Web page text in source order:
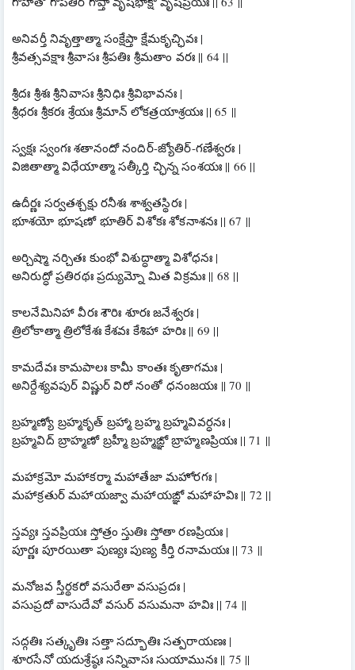
అనివర్తీ నివృత్తాత్మా సంక్షేప్తా క్షేమకృచ్ఛివః |
శ్రీవత్సవక్షాః శ్రీవాసః శ్రీపతిః శ్రీమతాం వరః || 64 ||
శ్రీదః శ్రీశః శ్రీనివాసః శ్రీనిధిః శ్రీవిభావనః |
శ్రీధరః శ్రీకరః శ్రేయః శ్రీమాన్ లోకత్రయాశ్రయః || 65 ||
స్వక్షః స్వంగః శతానందో నందిర్-జ్యోతిర్-గణేశ్వరః |
విజితాత్మా విధేయాత్మా సత్కీర్తి చ్ఛిన్న సంశయః || 66 ||
ఉదీర్ణః సర్వతశ్చక్షు రనీశః శాశ్వతస్థిరః |
భూశయో భూషణో భూతిర్ విశోకః శోకనాశనః || 67 ||
అర్చిష్మా నర్చితః కుంభో విశుద్ధాత్మా విశోధనః |
అనిరుద్ధో ప్రతిరథః ప్రద్యుమ్నో మిత విక్రమః || 68 ||
కాలనేమినిహా వీరః శౌరిః శూరః జనేశ్వరః |
త్రిలోకాత్మా త్రిలోకేశః కేశవః కేశిహా హరిః || 69 ||
కామదేవః కామపాలః కామీ కాంతః కృతాగమః |
అనిర్దేశ్యవపుర్ విష్ణుర్ విరో నంతో ధనంజయః || 70 ||
బ్రహ్మణ్యో బ్రహ్మకృత్ బ్రహ్మా బ్రహ్మ బ్రహ్మవివర్ధనః |
బ్రహ్మవిద్ బ్రాహ్మణో బ్రహ్మీ బ్రహ్మఙ్ఞో బ్రాహ్మణప్రియః || 71 ||
మహాక్రమో మహాకర్మా మహాతేజా మహోరగః |
మహాక్రతుర్ మహాయజ్వా మహాయఙ్ఞో మహాహవిః || 72 ||
స్తవ్యః స్తవప్రియః స్తోత్రం స్తుతిః స్తోతా రణప్రియః |
పూర్ణః పూరయితా పుణ్యః పుణ్య కీర్తి రనామయః || 73 ||
మనోజవ స్తీర్థకరో వసురేతా వసుప్రదః |
వసుప్రదో వాసుదేవో వసుర్ వసుమనా హవిః || 74 ||
సద్గతిః సత్కృతిః సత్తా సద్భూతిః సత్పరాయణః |
శూరసేనో యదుశ్రేష్ఠః సన్నివాసః సుయామునః || 75 ||